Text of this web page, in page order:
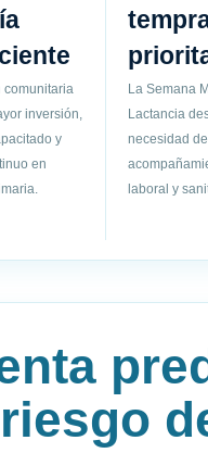
comunitaria
inversión,
y
en
La Semana
Lactancia
necesidad de
laboral y